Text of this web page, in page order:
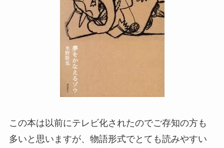
この本は以前にテレビ化されたのでご存知の方も
多いと思いますが、物語形式でとても読みやすい